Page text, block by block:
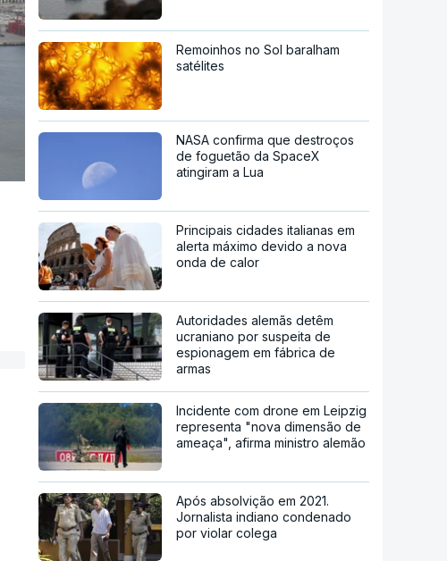
Remoinhos no Sol baralham
satélites
NASA confirma que destroços
de foguetão da SpaceX
atingiram a Lua
Principais cidades italianas em
alerta máximo devido a nova
onda de calor
Autoridades alemãs detêm
ucraniano por suspeita de
espionagem em fábrica de
armas
Incidente com drone em Leipzig
representa "nova dimensão de
ameaça", afirma ministro alemão
Após absolvição em 2021.
Jornalista indiano condenado
por violar colega